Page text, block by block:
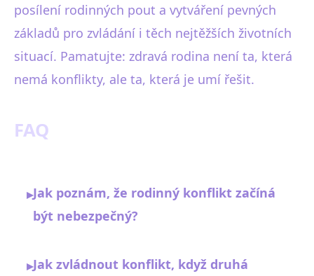
posílení rodinných pout a vytváření pevných
základů pro zvládání i těch nejtěžších životních
situací. Pamatujte: zdravá rodina není ta, která
nemá konflikty, ale ta, která je umí řešit.
FAQ
▸Jak poznám, že rodinný konflikt začíná
být nebezpečný?
▸Jak zvládnout konflikt, když druhá